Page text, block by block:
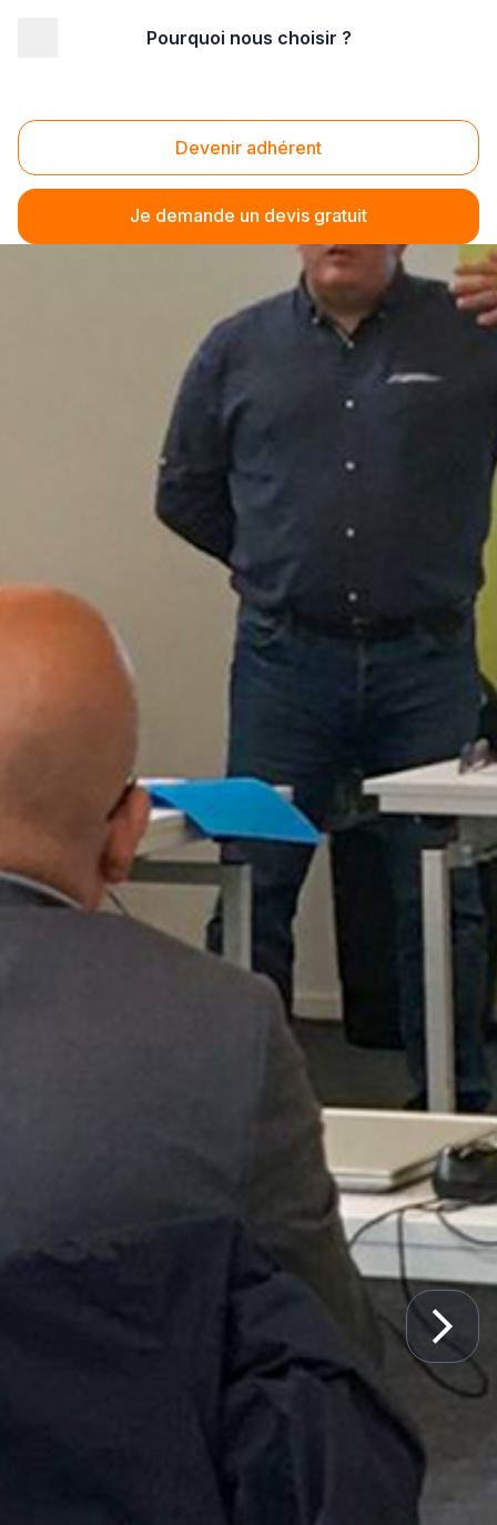
Pourquoi nous choisir ?
Devenir adhérent
Je demande un devis gratuit